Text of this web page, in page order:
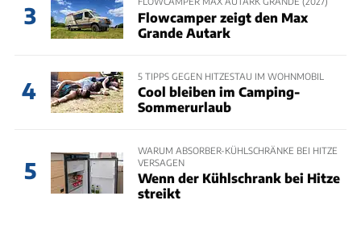
3
Flowcamper zeigt den Max
Grande Autark
4
5 TIPPS GEGEN HITZESTAU IM WOHNMOBIL
Cool bleiben im Camping-
Sommerurlaub
5
WARUM ABSORBER-KÜHLSCHRÄNKE BEI HITZE
VERSAGEN
Wenn der Kühlschrank bei Hitze
streikt